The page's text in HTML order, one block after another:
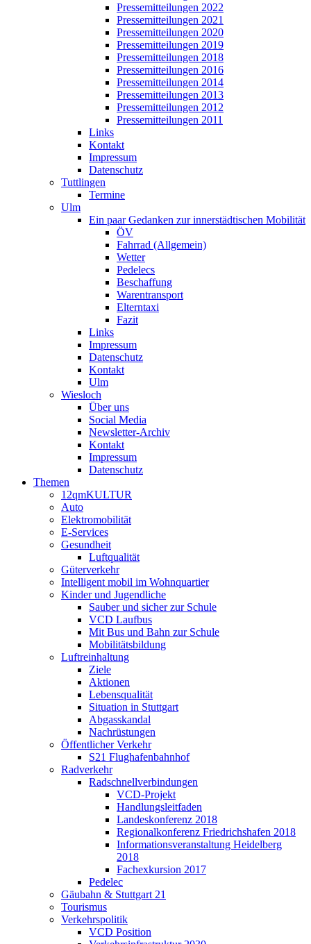
Pressemitteilungen 2022
Pressemitteilungen 2021
Pressemitteilungen 2020
Pressemitteilungen 2019
Pressemitteilungen 2018
Pressemitteilungen 2016
Pressemitteilungen 2014
Pressemitteilungen 2013
Pressemitteilungen 2012
Pressemitteilungen 2011
Links
Kontakt
Impressum
Datenschutz
Tuttlingen
Termine
Ulm
Ein paar Gedanken zur innerstädtischen Mobilität
ÖV
Fahrrad (Allgemein)
Wetter
Pedelecs
Beschaffung
Warentransport
Elterntaxi
Fazit
Links
Impressum
Datenschutz
Kontakt
Ulm
Wiesloch
Über uns
Social Media
Newsletter-Archiv
Kontakt
Impressum
Datenschutz
Themen
12qmKULTUR
Auto
Elektromobilität
E-Services
Gesundheit
Luftqualität
Güterverkehr
Intelligent mobil im Wohnquartier
Kinder und Jugendliche
Sauber und sicher zur Schule
VCD Laufbus
Mit Bus und Bahn zur Schule
Mobilitätsbildung
Luftreinhaltung
Ziele
Aktionen
Lebensqualität
Situation in Stuttgart
Abgasskandal
Nachrüstungen
Öffentlicher Verkehr
S21 Flughafenbahnhof
Radverkehr
Radschnellverbindungen
VCD-Projekt
Handlungsleitfaden
Landeskonferenz 2018
Regionalkonferenz Friedrichshafen 2018
Informationsveranstaltung Heidelberg
2018
Fachexkursion 2017
Pedelec
Gäubahn & Stuttgart 21
Tourismus
Verkehrspolitik
VCD Position